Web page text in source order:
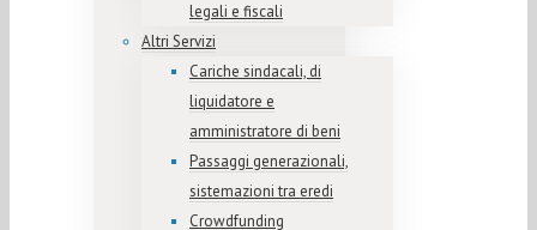
legali e fiscali
Altri Servizi
Cariche sindacali, di
liquidatore e
amministratore di beni
Passaggi generazionali,
sistemazioni tra eredi
Crowdfunding